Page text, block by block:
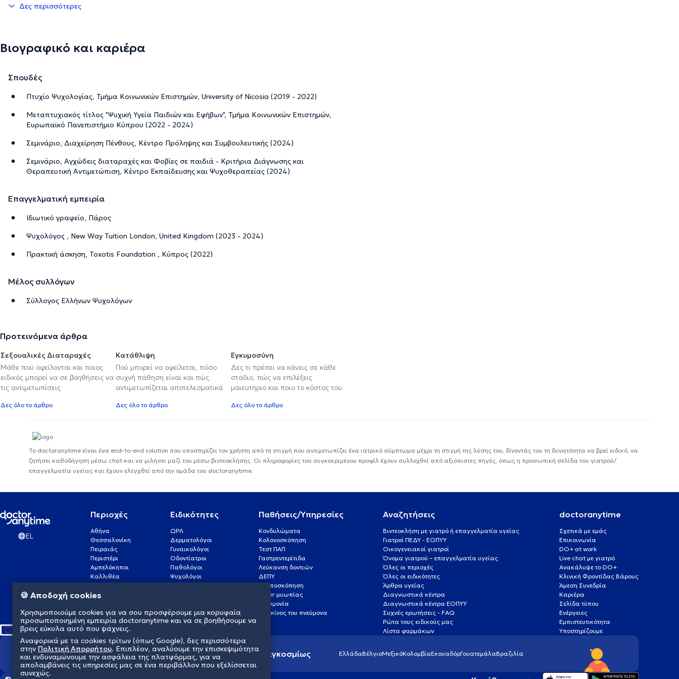
Δες περισσότερες
Βιογραφικό και καριέρα
Σπουδές
Πτυχίο Ψυχολογίας, Τμήμα Κοινωνικών Επιστημών, University of Nicosia (2019 - 2022)
Μεταπτυχιακός τίτλος "Ψυχική Υγεία Παιδιών και Εφήβων", Τμήμα Κοινωνικών Επιστημών,
Ευρωπαϊκό Πανεπιστήμιο Κύπρου (2022 - 2024)
Σεμινάριο, Διαχείρηση Πένθους, Κέντρο Πρόληψης και Συμβουλευτικής (2024)
Σεμινάριο, Αγχώδεις διαταραχές και Φοβίες σε παιδιά - Κριτήρια Διάγνωσης και
Θεραπευτική Αντιμετώπιση, Κέντρο Εκπαίδευσης και Ψυχοθεραπείας (2024)
Επαγγελματική εμπειρία
Ιδιωτικό γραφείο, Πάρος
Ψυχολόγος , New Way Tuition London, United Kingdom (2023 - 2024)
Πρακτική άσκηση, Toxotis Foundation , Κύπρος (2022)
Μέλος συλλόγων
Σύλλογος Ελλήνων Ψυχολόγων
Προτεινόμενα άρθρα
Σεξουαλικές Διαταραχές
Μάθε πού οφείλονται και ποιος
ειδικός μπορεί να σε βοηθήσεις να
τις αντιμετωπίσεις
Δες όλο το άρθρο
Κατάθλιψη
Πού μπορεί να οφείλεται, πόσο
συχνή πάθηση είναι και πώς
αντιμετωπίζεται αποτελεσματικά
Δες όλο το άρθρο
Εγκυμοσύνη
Δες τι πρέπει να κάνεις σε κάθε
στάδιο, πώς να επιλέξεις
μαιευτήριο και ποιο το κόστος του
Δες όλο το άρθρο
Το doctoranytime είναι ένα end-to-end solution που υποστηρίζει τον χρήστη από τη στιγμή που αντιμετωπίζει ένα ιατρικό σύμπτωμα μέχρι τη στιγμή της λύσης του, δίνοντάς του τη δυνατότητα να βρεί ειδικό, να
ζητήσει καθοδήγηση μέσω chat και να μιλήσει μαζί του μέσω βιντεοκλήσης. Οι πληροφορίες του συγκεκριμένου προφίλ έχουν συλλεχθεί από αξιόπιστες πηγές, όπως η προσωπική σελίδα του γιατρού/
επαγγελματία υγείας και έχουν ελεγχθεί από την ομάδα του doctoranytime.
EL
Περιοχές
Αθήνα
Θεσσαλονίκη
Πειραιάς
Περιστέρι
Αμπελόκηποι
Καλλιθέα
Γλυφάδα
Νέα Σμύρνη
Ειδικότητες
ΩΡΛ
Δερματολόγοι
Γυναικολόγοι
Οδοντίατροι
Παθολόγοι
Ψυχολόγοι
Καρδιολόγοι
Παθήσεις/Υπηρεσίες
Κονδυλώματα
Κολονοσκόπηση
Τεστ ΠΑΠ
Γαστρεντερίτιδα
Λεύκανση δοντιών
ΔΕΠΥ
Κολποσκόπηση
Laser μυωπίας
Πνευμονία
Καρκίνος του πνεύμονα
Αναζητήσεις
Βιντεοκλήση με γιατρό ή επαγγελματία υγείας
Γιατροί ΠΕΔΥ - ΕΟΠΥΥ
Οικογενειακοί γιατροί
Όνομα γιατρού – επαγγελματία υγείας
Όλες οι περιοχές
Όλες οι ειδικότητες
Άρθρα υγείας
Διαγνωστικά κέντρα
Διαγνωστικά κέντρα ΕΟΠΥΥ
Συχνές ερωτήσεις - FAQ
Ρώτα τους ειδικούς μας
Λίστα φαρμάκων
doctoranytime
Σχετικά με εμάς
Επικοινωνία
DO+ at work
Live chat με γιατρό
Ανακάλυψε το DO+
Κλινική Φροντίδας Βάρους
Άμεση Συνεδρία
Καριέρα
Σελίδα τύπου
Ενέργειες
Εμπιστευτικότητα
Υποστηρίζουμε
Διαμορφώνουμε το μέλλον της υγείας παγκοσμίως ΕλλάδαΒέλγιοΜεξικόΚολομβίαΕκουαδόρΓουατεμάλαΒραζιλία
🍪 Αποδοχή cookies
Χρησιμοποιούμε cookies για να σου προσφέρουμε μια κορυφαία
προσωποποιημένη εμπειρία doctoranytime και να σε βοηθήσουμε να
βρεις εύκολα αυτό που ψάχνεις.
Αναφορικά με τα cookies τρίτων (όπως Google), δες περισσότερα
στην Πολιτική Απορρήτου. Επιπλέον, αναλύουμε την επισκεψιμότητα
και ενδυναμώνουμε την ασφάλεια της πλατφόρμας, για να
απολαμβάνεις τις υπηρεσίες μας σε ένα περιβάλλον που εξελίσσεται
συνεχώς.